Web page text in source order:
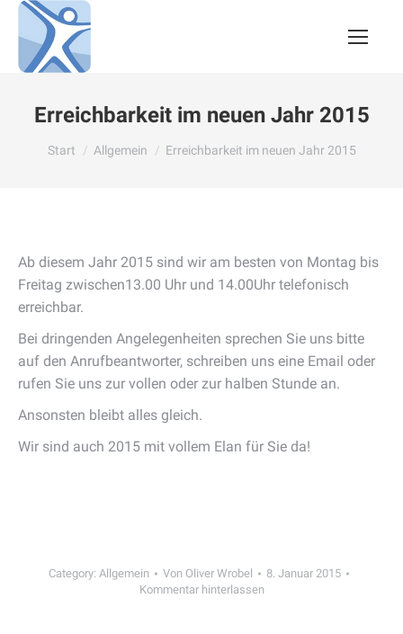
Erreichbarkeit im neuen Jahr 2015
Sie befinden sich hier:
Start Allgemein Erreichbarkeit im neuen Jahr 2015
Ab diesem Jahr 2015 sind wir am besten von Montag bis
Freitag zwischen13.00 Uhr und 14.00Uhr telefonisch
erreichbar.
Bei dringenden Angelegenheiten sprechen Sie uns bitte
auf den Anrufbeantworter, schreiben uns eine Email oder
rufen Sie uns zur vollen oder zur halben Stunde an.
Ansonsten bleibt alles gleich.
Wir sind auch 2015 mit vollem Elan für Sie da!
Category: Allgemein Von Oliver Wrobel
8. Januar 2015
Kommentar hinterlassen